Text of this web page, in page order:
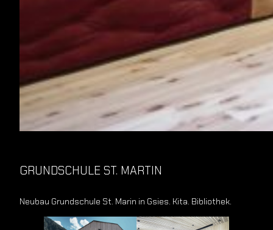
GRUNDSCHULE ST. MARTIN
Neubau Grundschule St. Marin in Gsies. Kita. Bibliothek.